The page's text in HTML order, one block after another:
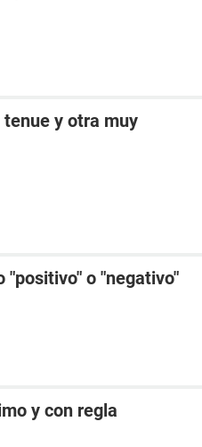
y otra muy
"positivo" o "negativo"
y con regla